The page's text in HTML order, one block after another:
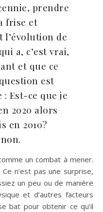
prendre
frise et
l’évolution de
a, c’est vrai,
et que ce
est
Est-ce que je
2020 alors
en 2010?
Ce n’est pas une surprise,
un peu ou de manière
et d’autres facteurs
bat pour obtenir ce qu’il